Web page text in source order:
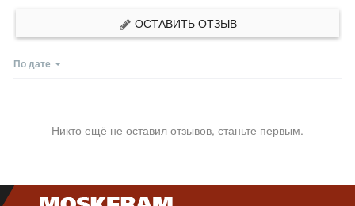
ОСТАВИТЬ ОТЗЫВ
По дате
Никто ещё не оставил отзывов, станьте первым.